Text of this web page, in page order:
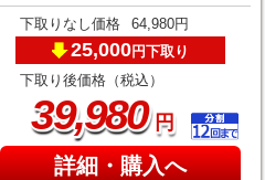
下取りなし価格 64,980円
25,000円下取り
下取り後価格（税込）
39,980円
詳細・購入へ